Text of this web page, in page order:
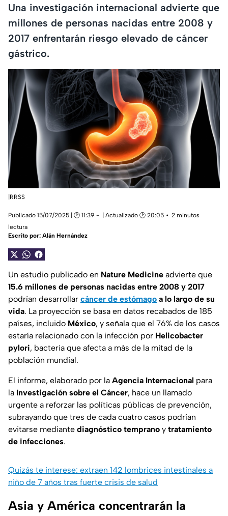
Una investigación internacional advierte que
millones de personas nacidas entre 2008 y
2017 enfrentarán riesgo elevado de cáncer
gástrico.
|RRSS
Publicado 15/07/2025 | 🕑 11:39 | Actualizado 🕑 20:05
2 minutos
lectura
Escrito por: Alán Hernández
Un estudio publicado en Nature Medicine advierte que
15.6 millones de personas nacidas entre 2008 y 2017
podrían desarrollar cáncer de estómago a lo largo de su
vida. La proyección se basa en datos recabados de 185
países, incluido México, y señala que el 76% de los casos
estaría relacionado con la infección por Helicobacter
pylori, bacteria que afecta a más de la mitad de la
población mundial.
El informe, elaborado por la Agencia Internacional para
la Investigación sobre el Cáncer, hace un llamado
urgente a reforzar las políticas públicas de prevención,
subrayando que tres de cada cuatro casos podrían
evitarse mediante diagnóstico temprano y tratamiento
de infecciones.
Quizás te interese: extraen 142 lombrices intestinales a
niño de 7 años tras fuerte crisis de salud
Asia y América concentrarán la